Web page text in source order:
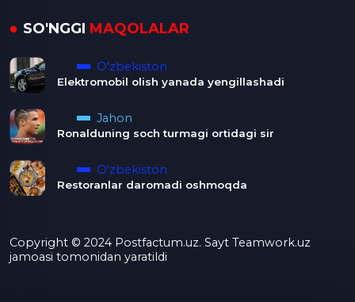
SO'NGGI MAQOLALAR
O'zbekiston
Elektromobil olish yanada yengillashadi
Jahon
Ronalduning soch turmagi ortidagi sir
O'zbekiston
Restoranlar daromadi oshmoqda
Copyright © 2024 Postfactum.uz. Sayt Teamwork.uz
jamoasi tomonidan yaratildi